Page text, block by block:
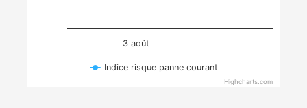
3 août
Indice risque panne courant
Highcharts.com